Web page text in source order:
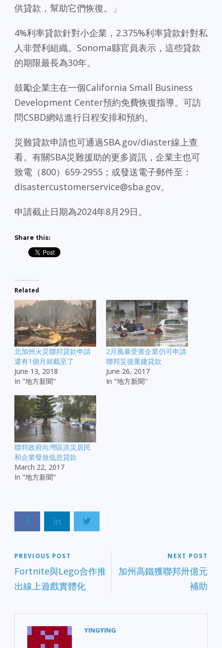
供貸款，幫助它們恢復。」
4%利率貸款針對小企業，2.375%利率貸款針對私
人非營利組織。Sonoma縣官員表示，這些貸款
的期限最長為30年。
鼓勵企業主在一個California Small Business
Development Center預約免費恢復指導。可訪
問CSBD網站進行日程安排和預約。
災難貸款申請也可通過SBA.gov/diaster線上查
看。有關SBA災難援助的更多資訊，企業主也可
致電（800）659-2955；或發送電子郵件至：
disastercustomerservice@sba.gov。
申請截止日期為2024年8月29日。
Share this:
Related
北加州火災聯邦貸款申請
還有1個月就截至了
June 13, 2018
In "地方新聞"
2月風暴受害企業仍可申請
聯邦災後重建貸款
June 26, 2017
In "地方新聞"
聯邦政府向灣區洪災居民
和企業發放低息貸款
March 22, 2017
In "地方新聞"
PREVIOUS POST
Fortnite與Lego合作推
出線上遊戲實體化
NEXT POST
加州高鐵獲聯邦卅億元
補助
YINGYING